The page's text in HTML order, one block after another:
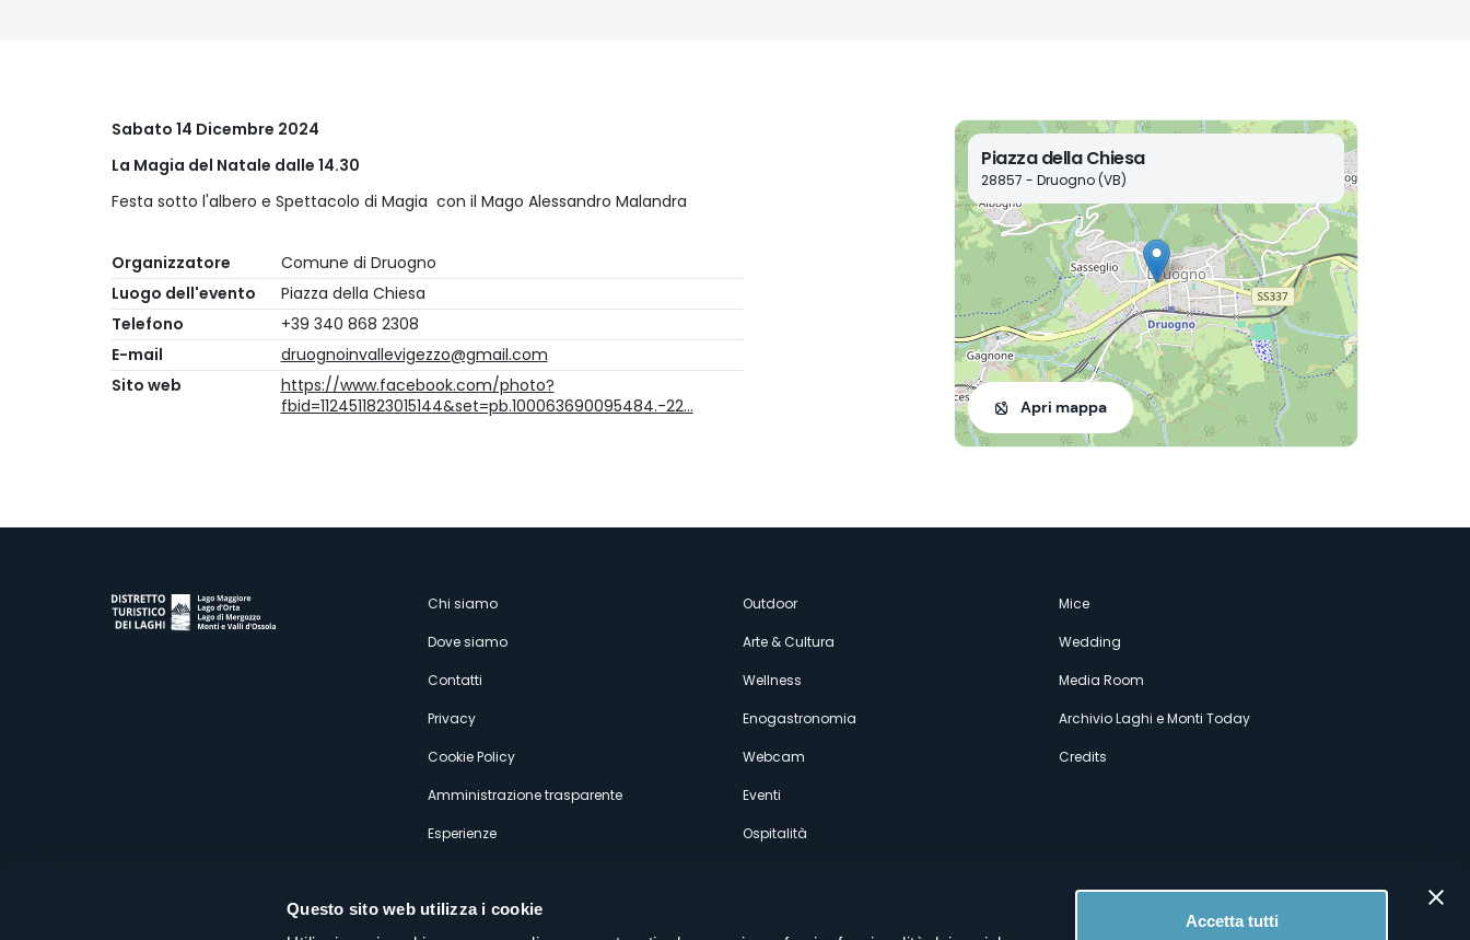
Questo sito web utilizza i cookie
Accetta tutti
Sabato 14 Dicembre 2024
La Magia del Natale dalle 14.30
Festa sotto l'albero e Spettacolo di Magia con il Mago Alessandro Malandra
Organizzatore
Comune di Druogno
Luogo dell'evento
Piazza della Chiesa
Telefono
+39 340 868 2308
E-mail
druognoinvallevigezzo@gmail.com
Sito web
https://www.facebook.com/photo?
fbid=1124511823015144&set=pb.100063690095484.-22…
Piazza della Chiesa
28857 - Druogno (VB)
Apri mappa
Menù
secondario
Chi siamo
Dove siamo
Contatti
Privacy
Cookie Policy
Amministrazione trasparente
Esperienze
Outdoor
Arte & Cultura
Wellness
Enogastronomia
Webcam
Eventi
Ospitalità
Mice
Wedding
Media Room
Archivio Laghi e Monti Today
Credits